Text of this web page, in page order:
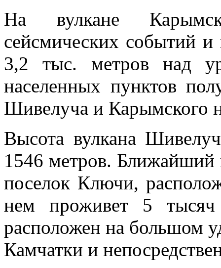
На вулкане
сейсмических событий
3,2 тыс. метров над
населенных пунктов
Шивелуча и Карымского
Высота вулкана
1546 метров.
поселок Ключи,
нем проживет 5 тысяч
расположен на большом
Камчатки и